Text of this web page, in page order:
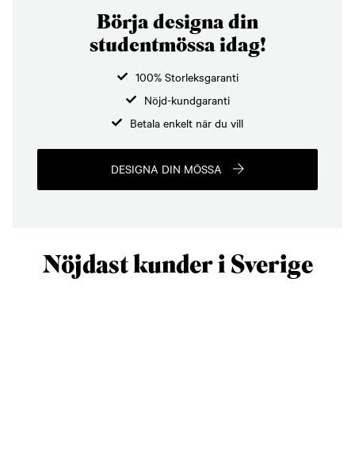
Börja designa din
studentmössa idag!
100% Storleksgaranti
Nöjd-kundgaranti
Betala enkelt när du vill
DESIGNA DIN MÖSSA
Nöjdast kunder i Sverige